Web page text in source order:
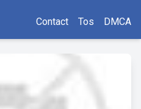
Contact Tos DMCA